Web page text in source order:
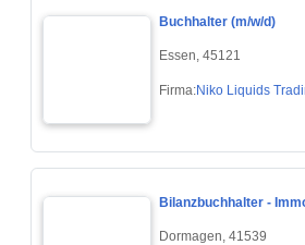
Buchhalter (m/w/d)
Essen, 45121
Firma:Niko Liquids
Bilanzbuchhalter -
Dormagen, 41539